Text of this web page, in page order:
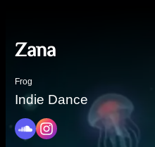
Zana
Frog
Indie Dance